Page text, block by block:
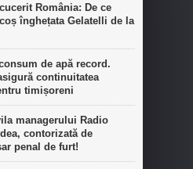
România: De ce
înghețata Gelatelli de la
de apă record.
continuitatea
timișoreni
managerului Radio
contorizată de
penal de furt!